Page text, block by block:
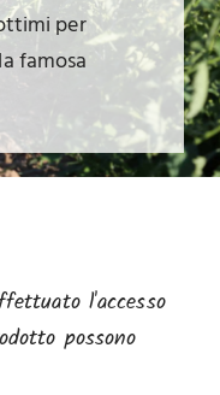
per
famosa
l'accesso
possono